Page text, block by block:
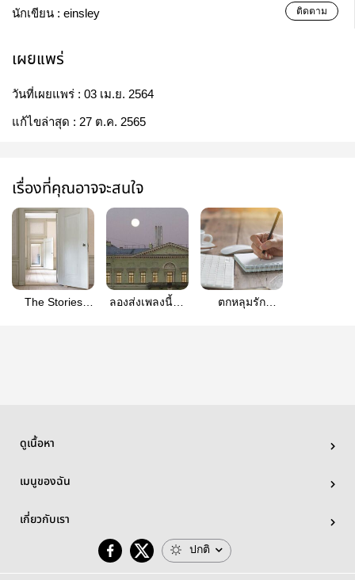
นักเขียน : einsley ติดตาม
เผยแพร่
วันที่เผยแพร่ : 03 เม.ย. 2564
แก้ไขล่าสุด : 27 ต.ค. 2565
เรื่องที่คุณอาจจะสนใจ
The Stories
ลองส่งเพลงนี้ไป
ตกหลุมรัก
ดูเนื้อหา
เมนูของฉัน
เกี่ยวกับเรา
ปกติ